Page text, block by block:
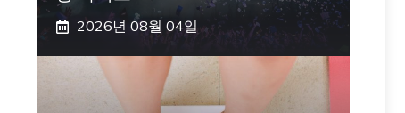
2026년 08월 04일